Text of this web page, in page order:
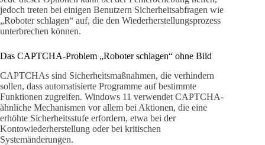
jedoch treten bei einigen Benutzern Sicherheitsabfragen wie
„Roboter schlagen“ auf, die den Wiederherstellungsprozess
unterbrechen können.
Das CAPTCHA-Problem „Roboter schlagen“ ohne Bild
CAPTCHAs sind Sicherheitsmaßnahmen, die verhindern
sollen, dass automatisierte Programme auf bestimmte
Funktionen zugreifen. Windows 11 verwendet CAPTCHA-
ähnliche Mechanismen vor allem bei Aktionen, die eine
erhöhte Sicherheitsstufe erfordern, etwa bei der
Kontowiederherstellung oder bei kritischen
Systemänderungen.